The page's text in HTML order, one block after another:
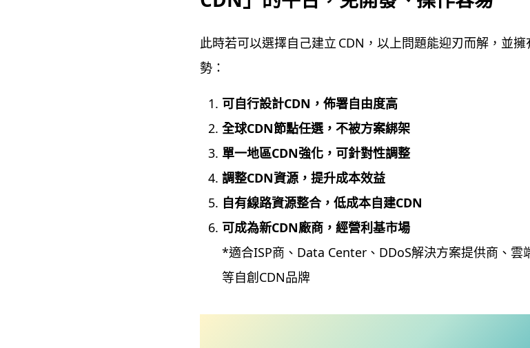
此時若可以選擇自己建立 CDN，以上問題能迎刃而解，並
勢：
可自行設計CDN，佈署自由度高
全球CDN節點任選，不被方案綁架
單一地區CDN強化，可針對性調整
調整CDN資源，提升成本效益
自有線路資源整合，低成本自建CDN
可成為新CDN廠商，經營利基市場
*適合ISP商、Data Center、DDoS解決方案提供商、雲
等自創CDN品牌